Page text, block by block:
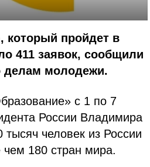
пройдет в
411 заявок, сообщили
делам молодежи.
с 1 по 7
России Владимира
человек из России
чем 180 стран мира.